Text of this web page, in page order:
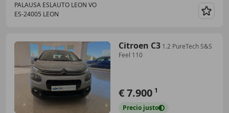
PALAUSA ESLAUTO LEON VO
ES-24005 LEON
Citroen C3 1.2 PureTech S&S
Feel 110
€ 7.900 1
Precio justo